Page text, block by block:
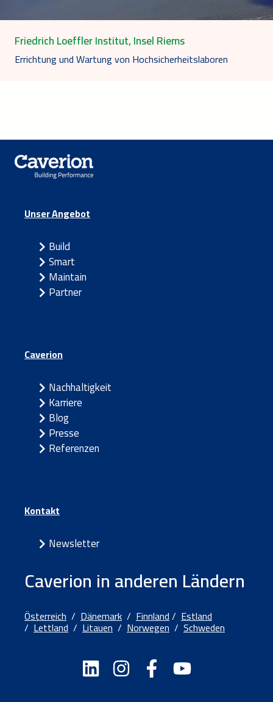
Friedrich Loeffler Institut, Insel Riems
Errichtung und Wartung von Hochsicherheitslaboren
Unser Angebot
Build
Smart
Maintain
Partner
Caverion
Nachhaltigkeit
Karriere
Blog
Presse
Referenzen
Kontakt
Newsletter
Caverion in anderen Ländern
Österreich / Dänemark / Finnland/ Estland
/ Lettland / Litauen / Norwegen / Schweden